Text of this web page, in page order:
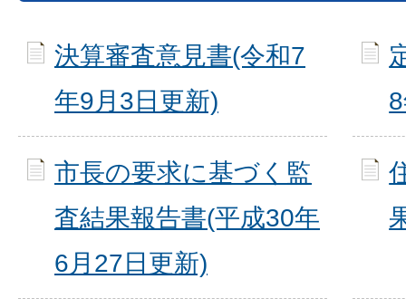
決算審査意見書(令和7
年9月3日更新)
市長の要求に基づく監
査結果報告書(平成30年
6月27日更新)